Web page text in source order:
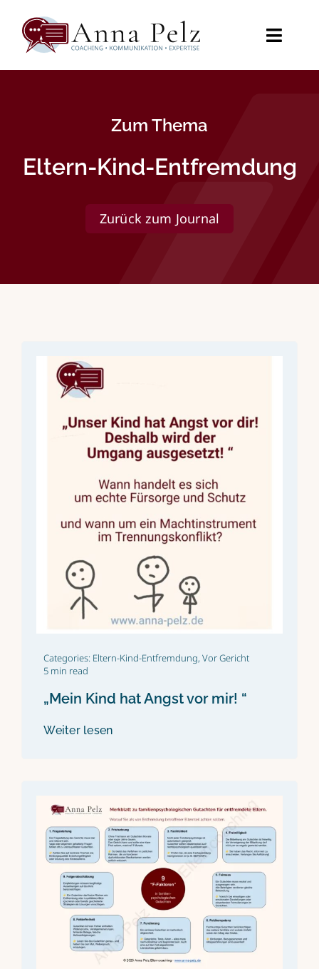
Inhalt
springen
Toggle
Videos
Kontakt
Zum Thema
Eltern-Kind-Entfremdung
Zurück zum Journal
Categories: Eltern-Kind-Entfremdung,Vor Gericht
5 min read
„Mein Kind hat Angst vor mir! “
Weiter lesen